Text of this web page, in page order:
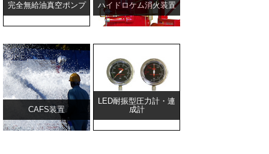
完全無給油真空ポンプ ハイドロケム消火装置
CAFS装置
LED耐振型圧力計・連
成計